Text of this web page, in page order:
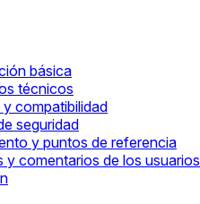
básica
técnicos
compatibilidad
seguridad
y puntos de referencia
y comentarios de los usuarios